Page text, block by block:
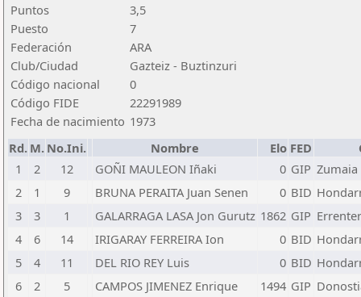
Puntos
3,5
Puesto
7
Federación
ARA
Club/Ciudad
Gazteiz - Buztinzuri
Código nacional
0
Código FIDE
22291989
Fecha de nacimiento 1973
Rd. M. No.Ini. Nombre Elo FED
1
2 12 GOÑI MAULEON Iñaki 0 GIP Zumaia
2
1 9 BRUNA PERAITA Juan Senen 0 BID
3
3 1 GALARRAGA LASA Jon Gurutz 1862 GIP
4
6 14 IRIGARAY FERREIRA Ion 0 BID
5
4 11 DEL RIO REY Luis 0 BID
6
2 5 CAMPOS JIMENEZ Enrique 1494 GIP